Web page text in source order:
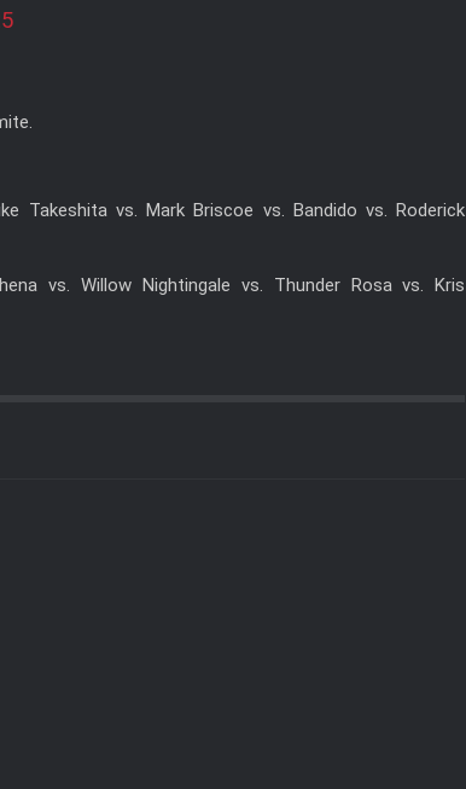
Takeshita vs. Mark Briscoe vs. Bandido vs. Roderick
vs. Willow Nightingale vs. Thunder Rosa vs. Kris